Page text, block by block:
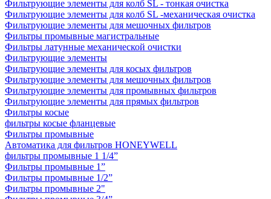
Фильтрующие элементы для колб SL - тонкая очистка
Фильтрующие элементы для колб SL -механическая очистка
Фильтрующие элементы для мешочных фильтров
Фильтры промывные магистральные
Фильтры латунные механической очистки
Фильтрующие элементы
Фильтрующие элементы для косых фильтров
Фильтрующие элементы для мешочных фильтров
Фильтрующие элементы для промывных фильтров
Фильтрующие элементы для прямых фильтров
Фильтры косые
фильтры косые фланцевые
Фильтры промывные
Автоматика для фильтров HONEYWELL
фильтры промывные 1 1/4”
Фильтры промывные 1”
Фильтры промывные 1/2”
Фильтры промывные 2"